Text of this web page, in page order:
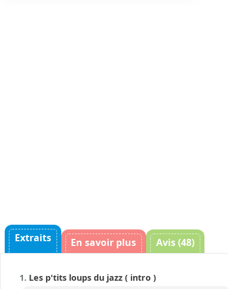
Extraits En savoir plus Avis (48)
Les p'tits loups du jazz ( intro )